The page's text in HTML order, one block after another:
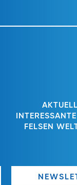
FELSEN